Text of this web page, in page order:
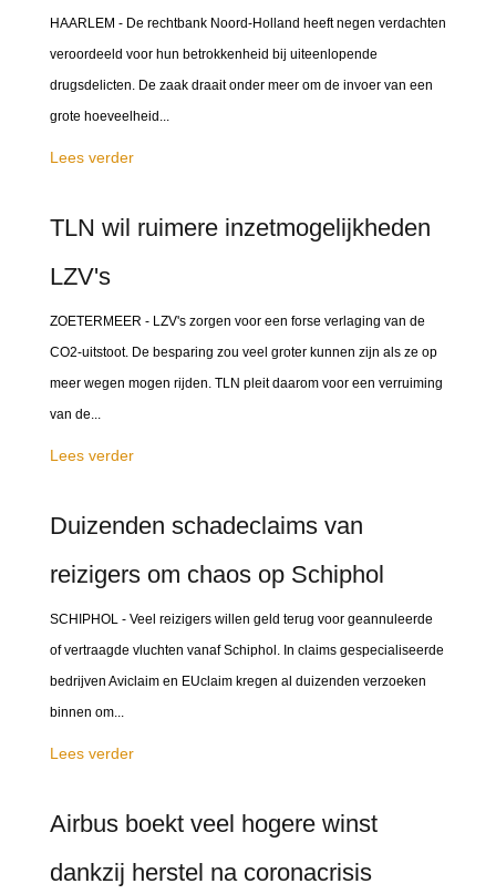
HAARLEM - De rechtbank Noord-Holland heeft negen verdachten
veroordeeld voor hun betrokkenheid bij uiteenlopende
drugsdelicten. De zaak draait onder meer om de invoer van een
grote hoeveelheid...
Lees verder
TLN wil ruimere inzetmogelijkheden
LZV's
ZOETERMEER - LZV's zorgen voor een forse verlaging van de
CO2-uitstoot. De besparing zou veel groter kunnen zijn als ze op
meer wegen mogen rijden. TLN pleit daarom voor een verruiming
van de...
Lees verder
Duizenden schadeclaims van
reizigers om chaos op Schiphol
SCHIPHOL - Veel reizigers willen geld terug voor geannuleerde
of vertraagde vluchten vanaf Schiphol. In claims gespecialiseerde
bedrijven Aviclaim en EUclaim kregen al duizenden verzoeken
binnen om...
Lees verder
Airbus boekt veel hogere winst
dankzij herstel na coronacrisis